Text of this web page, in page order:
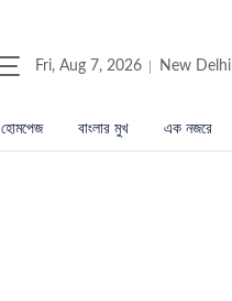
Fri, Aug 7, 2026 New Delhi
হোমপেজ বাংলার মুখ এক নজরে